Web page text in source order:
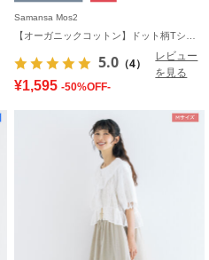
Samansa Mos2
5.0 （4）
レビュー
を見る
¥1,595 -50%OFF-